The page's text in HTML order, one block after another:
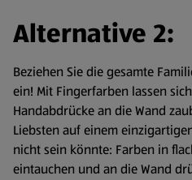
Alternative 2:
Beziehen Sie die gesamte
ein! Mit Fingerfarben lassen
Handabdrücke an die Wand
Liebsten auf einem
nicht sein könnte: Farben in
eintauchen und an die Wand